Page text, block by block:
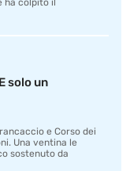
ha colpito il
solo un
e Corso dei
Una ventina le
sostenuto da